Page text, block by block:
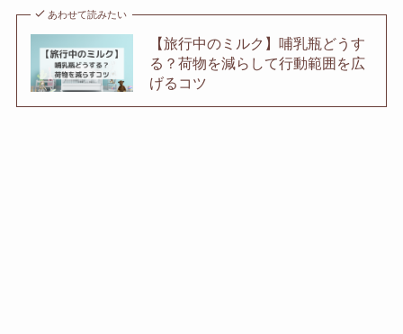
あわせて読みたい
【旅行中のミルク】哺乳瓶どうす
る？荷物を減らして行動範囲を広
げるコツ